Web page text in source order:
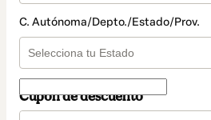
C. Autónoma/Depto./Estado/Prov.
Cupón de descuento